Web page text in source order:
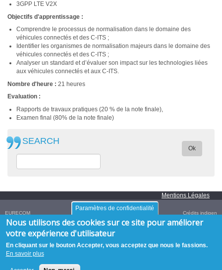
3GPP LTE V2X
Objectifs d'apprentissage :
Comprendre le processus de normalisation dans le domaine des
véhicules connectés et des C-ITS ;
Identifier les organismes de normalisation majeurs dans le domaine des
véhicules connectés et des C-ITS ;
Analyser un standard et d’évaluer son impact sur les technologies liées
aux véhicules connectés et aux C-ITS.
Nombre d'heure : 21 heures
Evaluation :
Rapports de travaux pratiques (20 % de la note finale),
Examen final (80% de la note finale)
SEARCH
Ok
Mentions Légales
Crédits indigen
EURECOM
Campus SophiaTech,
450 Route des Chappes,06410 Biot,FRANCE
Tél. :+33 (0)4 93 00 81 00- Fax : +33 (0)4 93 00 82 00
Paramètres de confidentialité
Nous utilisons des cookies sur ce site pour améliorer
votre expérience d'utilisateur
En cliquant sur le bouton Accepter, vous acceptez que nous le fassions.
En savoir plus